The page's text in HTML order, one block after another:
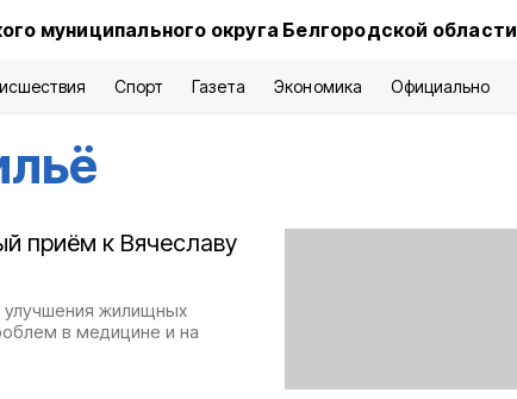
муниципального округа Белгородской области
Спорт Газета Экономика Официально
приём к Вячеславу
жилищных
в медицине и на